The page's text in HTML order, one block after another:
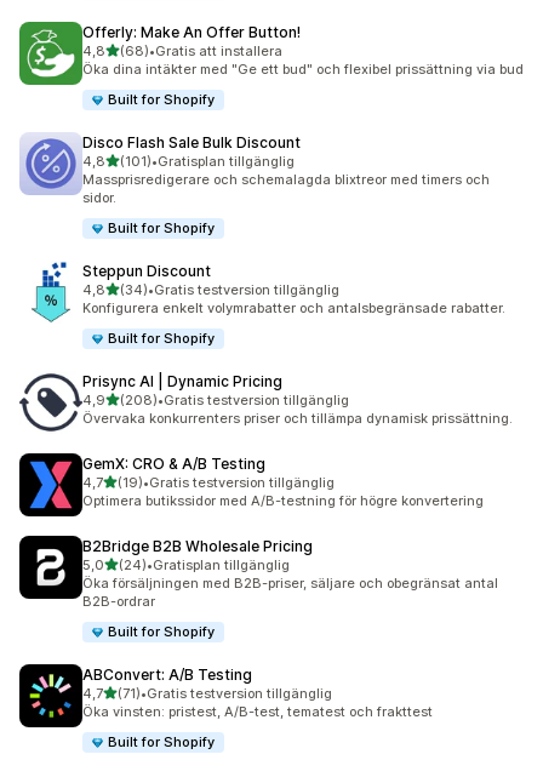
Offerly: Make An Offer Button!
4,8av 5 stjärnor
(68)
68 recensioner totalt
•Gratis att installera
Öka dina intäkter med "Ge ett bud" och flexibel prissättning via bud
Built for Shopify
Disco Flash Sale Bulk Discount
4,8av 5 stjärnor
(101)
101 recensioner totalt
•Gratisplan tillgänglig
Massprisredigerare och schemalagda blixtreor med timers och
sidor.
Built for Shopify
Steppun Discount
4,8av 5 stjärnor
(34)
34 recensioner totalt
•Gratis testversion tillgänglig
Konfigurera enkelt volymrabatter och antalsbegränsade rabatter.
Built for Shopify
Prisync AI | Dynamic Pricing
4,9av 5 stjärnor
(208)
208 recensioner totalt
•Gratis testversion tillgänglig
Övervaka konkurrenters priser och tillämpa dynamisk prissättning.
GemX: CRO & A/B Testing
4,7av 5 stjärnor
(19)
19 recensioner totalt
•Gratis testversion tillgänglig
Optimera butikssidor med A/B-testning för högre konvertering
B2Bridge B2B Wholesale Pricing
5,0av 5 stjärnor
(24)
24 recensioner totalt
•Gratisplan tillgänglig
Öka försäljningen med B2B-priser, säljare och obegränsat antal
B2B-ordrar
Built for Shopify
ABConvert: A/B Testing
4,7av 5 stjärnor
(71)
71 recensioner totalt
•Gratis testversion tillgänglig
Öka vinsten: pristest, A/B-test, tematest och frakttest
Built for Shopify